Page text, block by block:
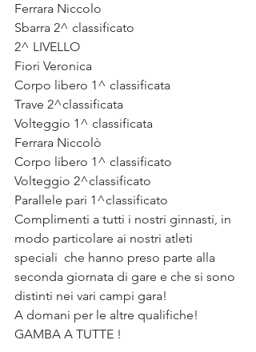
Ferrara Niccolo
Sbarra 2^ classificato
2^ LIVELLO
Fiori Veronica
Corpo libero 1^ classificata
Trave 2^classificata
Volteggio 1^ classificata
Ferrara Niccolò
Corpo libero 1^ classificato
Volteggio 2^classificato
Parallele pari 1^classificato
Complimenti a tutti i nostri ginnasti, in
modo particolare ai nostri atleti
speciali  che hanno preso parte alla
seconda giornata di gare e che si sono
distinti nei vari campi gara!
A domani per le altre qualifiche!
GAMBA A TUTTE !